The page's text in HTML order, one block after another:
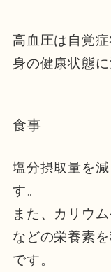
高血圧は自覚
身の健康状態に
食事
塩分摂取量を
す。
また、カリウ
などの栄養素
です。